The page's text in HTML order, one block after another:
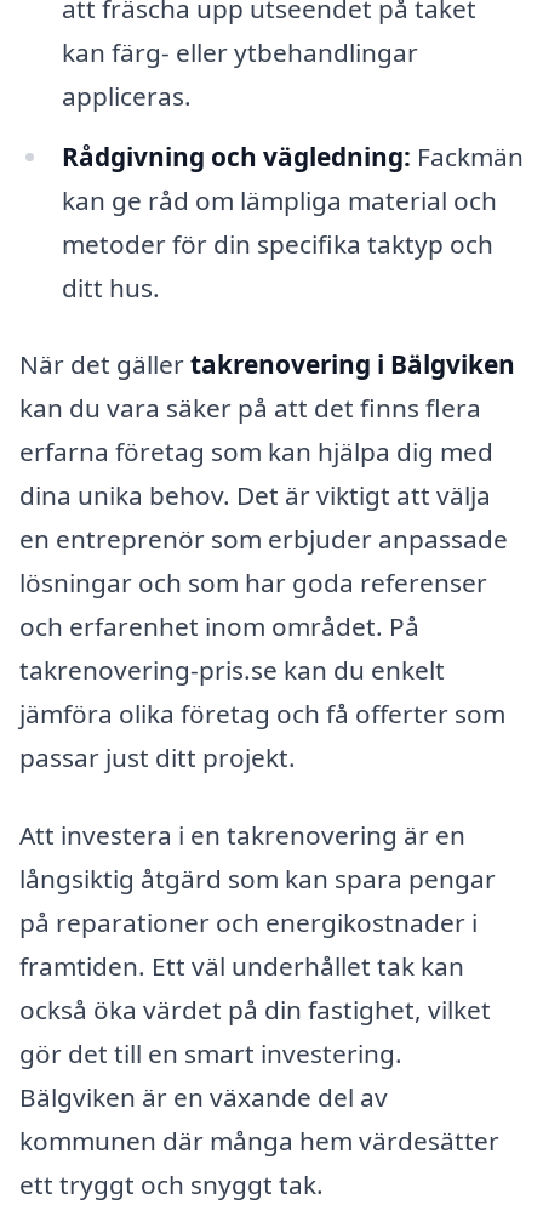
att fräscha upp utseendet på taket
kan färg- eller ytbehandlingar
appliceras.
Rådgivning och vägledning: Fackmän
kan ge råd om lämpliga material och
metoder för din specifika taktyp och
ditt hus.
När det gällertakrenovering i Bälgviken
kan du vara säker på att det finns flera
erfarna företag som kan hjälpa dig med
dina unika behov. Det är viktigt att välja
en entreprenör som erbjuder anpassade
lösningar och som har goda referenser
och erfarenhet inom området. På
takrenovering-pris.se kan du enkelt
jämföra olika företag och få offerter som
passar just ditt projekt.
Att investera i en takrenovering är en
långsiktig åtgärd som kan spara pengar
på reparationer och energikostnader i
framtiden. Ett väl underhållet tak kan
också öka värdet på din fastighet, vilket
gör det till en smart investering.
Bälgviken är en växande del av
kommunen där många hem värdesätter
ett tryggt och snyggt tak.